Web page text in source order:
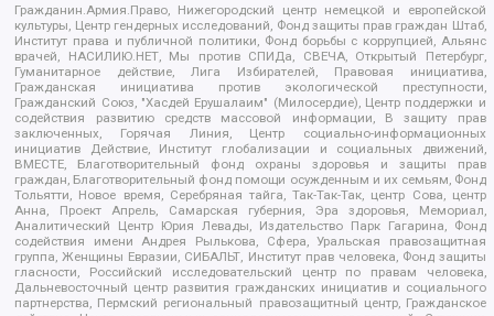
Гражданин.Армия.Право, Нижегородский центр немецкой и европейской
культуры, Центр гендерных исследований, Фонд защиты прав граждан Штаб,
Институт права и публичной политики, Фонд борьбы с коррупцией, Альянс
врачей, НАСИЛИЮ.НЕТ, Мы против СПИДа, СВЕЧА, Открытый Петербург,
Гуманитарное действие, Лига Избирателей, Правовая инициатива,
Гражданская инициатива против экологической преступности,
Гражданский Союз, "Хасдей Ерушалаим" (Милосердие), Центр поддержки и
содействия развитию средств массовой информации, В защиту прав
заключенных, Горячая Линия, Центр социально-информационных
инициатив Действие, Институт глобализации и социальных движений,
ВМЕСТЕ, Благотворительный фонд охраны здоровья и защиты прав
граждан, Благотворительный фонд помощи осужденным и их семьям, Фонд
Тольятти, Новое время, Серебряная тайга, Так-Так-Так, центр Сова, центр
Анна, Проект Апрель, Самарская губерния, Эра здоровья, Мемориал,
Аналитический Центр Юрия Левады, Издательство Парк Гагарина, Фонд
содействия имени Андрея Рылькова, Сфера, Уральская правозащитная
группа, Женщины Евразии, СИБАЛЬТ, Институт прав человека, Фонд защиты
гласности, Российский исследовательский центр по правам человека,
Дальневосточный центр развития гражданских инициатив и социального
партнерства, Пермский региональный правозащитный центр, Гражданское